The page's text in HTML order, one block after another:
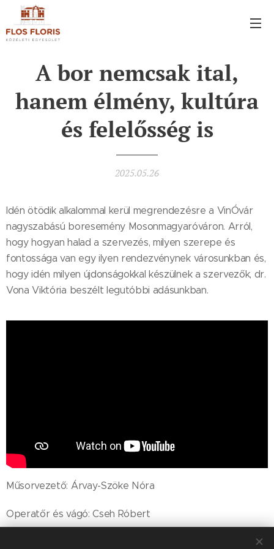
A bor nemcsak ital,
hanem élmény, kultúra
és felelősség is
2025.05.26
Idén ötödik alkalommal kerül megrendezésre a VinÓvár
nagyszabású boresemény Mosonmagyaróváron. Arról,
hogy hogyan halad a szervezés, milyen szerepe és
fontossága van egy ilyen rendezvénynek városunkban és,
hogy idén milyen újdonságokkal készülnek a szervezők, dr.
Vona Viktória beszélt legutóbbi adásunkban.
Műsorvezető: Árvay-Szöke Nóra
Operatőr és vágó: Cseh Róbert